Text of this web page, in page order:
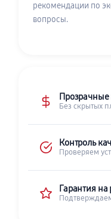
рекомендации по
вопросы.
Без скрытых
Контроль
Проверяем
Гарантия на